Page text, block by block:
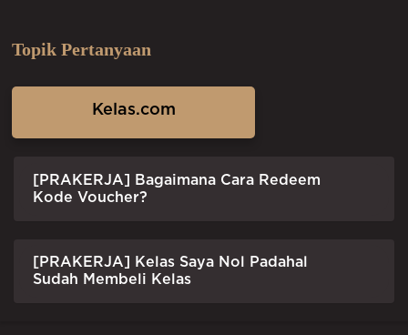
Topik Pertanyaan
Kelas.com
[PRAKERJA] Bagaimana Cara Redeem
Kode Voucher?
[PRAKERJA] Kelas Saya Nol Padahal
Sudah Membeli Kelas